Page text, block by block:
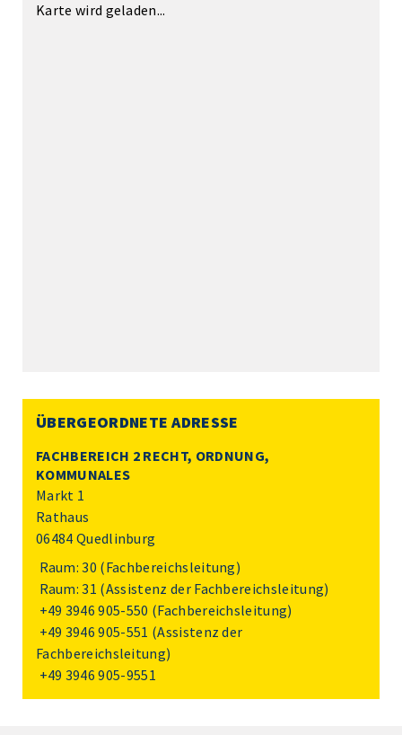
Karte wird geladen...
ÜBERGEORDNETE ADRESSE
FACHBEREICH 2 RECHT, ORDNUNG,
KOMMUNALES
Markt 1
Rathaus
06484 Quedlinburg
Raum: 30 (Fachbereichsleitung)
Raum: 31 (Assistenz der Fachbereichsleitung)
+49 3946 905-550 (Fachbereichsleitung)
+49 3946 905-551 (Assistenz der
Fachbereichsleitung)
+49 3946 905-9551